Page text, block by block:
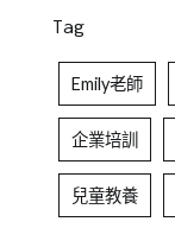
Tag
Emily老師
企業培訓
兒童教養